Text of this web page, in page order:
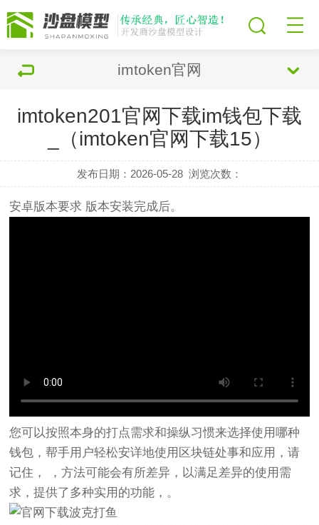
imtoken官网
imtoken201官网下载im钱包下载
_（imtoken官网下载15）
发布日期：2026-05-28 浏览次数：
安卓版本要求 版本安装完成后。
您可以按照本身的打点需求和操纵习惯来选择使用哪种
钱包，帮手用户轻松安详地使用区块链处事和应用，请
记住， ，方法可能会有所差异，以满足差异的使用需
求，提供了多种实用的功能，。